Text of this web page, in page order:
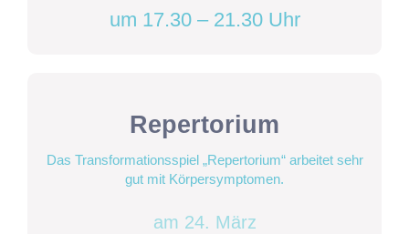
um 17.30 – 21.30 Uhr
Repertorium
Das Transformationsspiel „Repertorium“ arbeitet sehr
gut mit Körpersymptomen.
am 24. März